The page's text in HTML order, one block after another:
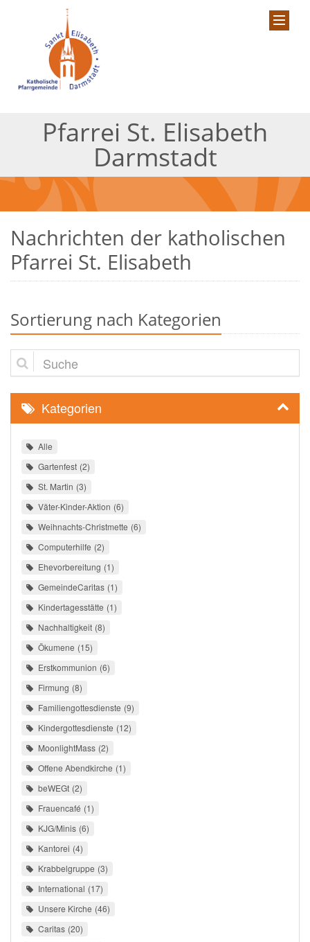
Pfarrei St. Elisabeth
Darmstadt
Nachrichten der katholischen
Pfarrei St. Elisabeth
Sortierung nach Kategorien
Suche
Kategorien
Alle
Gartenfest 2
St. Martin 3
Väter-Kinder-Aktion 6
Weihnachts-Christmette 6
Computerhilfe 2
Ehevorbereitung 1
GemeindeCaritas 1
Kindertagesstätte 1
Nachhaltigkeit 8
Ökumene 15
Erstkommunion 6
Firmung 8
Familiengottesdienste 9
Kindergottesdienste 12
MoonlightMass 2
Offene Abendkirche 1
beWEGt 2
Frauencafé 1
KJG/Minis 6
Kantorei 4
Krabbelgruppe 3
International 17
Unsere Kirche 46
Caritas 20